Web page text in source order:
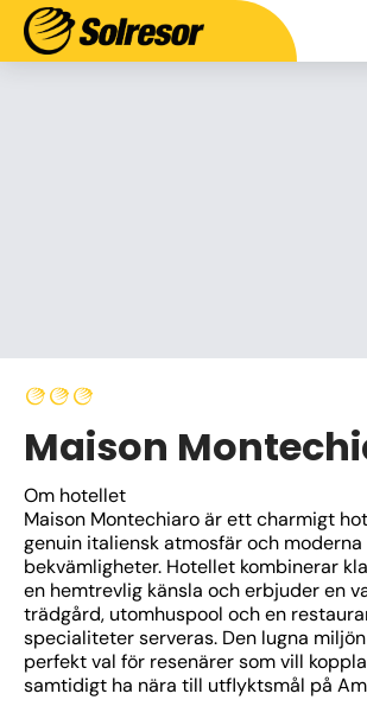
Maison
Om hotellet
Maison Montechiaro är ett charmigt
genuin italiensk atmosfär och moderna
bekvämligheter. Hotellet kombinerar
en hemtrevlig känsla och erbjuder en
trädgård, utomhuspool och en
specialiteter serveras. Den lugna
perfekt val för resenärer som vill
samtidigt ha nära till utflyktsmål på